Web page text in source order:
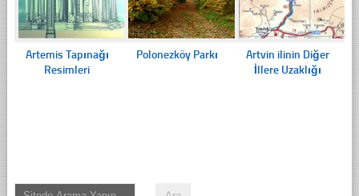
Artemis Tapınağı
Resimleri
Polonezköy Parkı
Artvin ilinin Diğer
İllere Uzaklığı